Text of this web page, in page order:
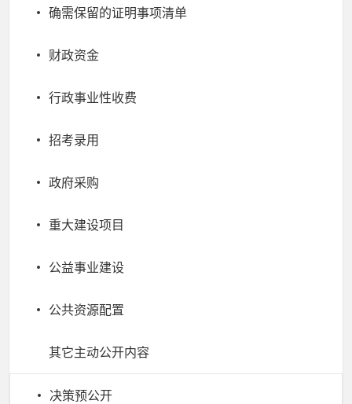
确需保留的证明事项清单
财政资金
行政事业性收费
招考录用
政府采购
重大建设项目
公益事业建设
公共资源配置
其它主动公开内容
决策预公开